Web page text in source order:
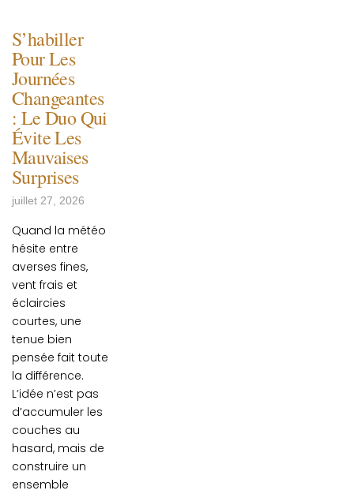
S’habiller
Pour Les
Journées
Changeantes
: Le Duo Qui
Évite Les
Mauvaises
Surprises
juillet 27, 2026
Quand la météo
hésite entre
averses fines,
vent frais et
éclaircies
courtes, une
tenue bien
pensée fait toute
la différence.
L’idée n’est pas
d’accumuler les
couches au
hasard, mais de
construire un
ensemble